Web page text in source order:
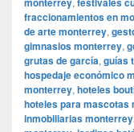
fraccionamientos en
de arte monterrey,
gimnasios monterrey,
grutas de garcía, guías
hospedaje económico
monterrey, hoteles
hoteles para mascotas
inmobiliarias monterrey